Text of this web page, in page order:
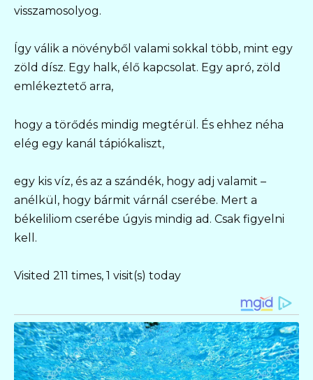
visszamosolyog.
Így válik a növényből valami sokkal több, mint egy
zöld dísz. Egy halk, élő kapcsolat. Egy apró, zöld
emlékeztető arra,
hogy a törődés mindig megtérül. És ehhez néha
elég egy kanál tápiókaliszt,
egy kis víz, és az a szándék, hogy adj valamit –
anélkül, hogy bármit várnál cserébe. Mert a
békeliliom cserébe úgyis mindig ad. Csak figyelni
kell.
Visited 211 times, 1 visit(s) today